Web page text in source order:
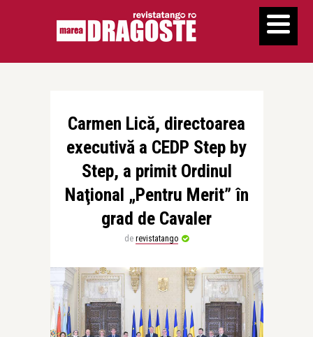
Carmen Lică, directoarea
executivă a CEDP Step by
Step, a primit Ordinul
Naţional „Pentru Merit” în
grad de Cavaler
de revistatango